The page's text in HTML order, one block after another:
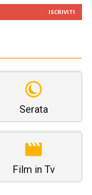
ISCRIVITI
Serata
Film in Tv